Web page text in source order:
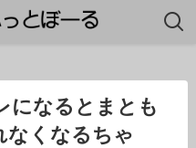
になるとまとも
なくなるちゃ